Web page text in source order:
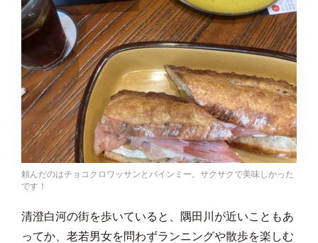
頼んだのはチョコクロワッサンとバインミー。サクサクで美味しかった
です！
清澄白河の街を歩いていると、隅田川が近いこともあ
ってか、老若男女を問わずランニングや散歩を楽しむ